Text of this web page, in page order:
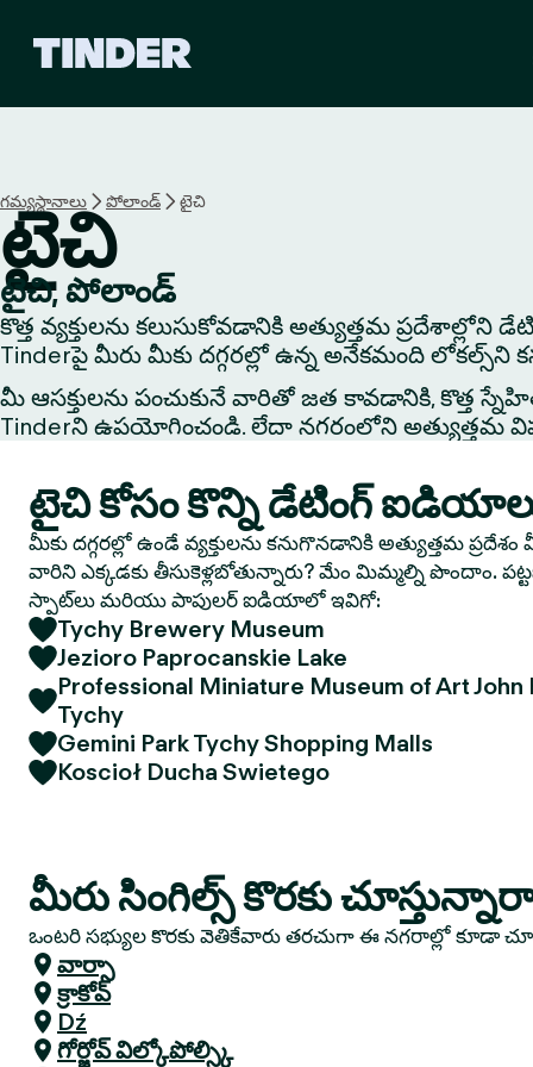
హో
గమ్యస్థానాలు పోలాండ్ టైచి
టైచి
టైచి, పోలాండ్
కొత్త వ్యక్తులను కలుసుకోవడానికి అత్యుత్తమ
Tinderపై మీరు మీకు దగ్గరల్లో ఉన్న అనేకమంది లోకల్స్‌ని
మీ ఆసక్తులను పంచుకునే వారితో జత కావడానికి, కొత్త
Tinderని ఉపయోగించండి. లేదా నగరంలోని అత్యుత్తమ
టైచి కోసం కొన్ని డేటింగ్
మీకు దగ్గరల్లో ఉండే వ్యక్తులను కనుగొనడానికి అత్యుత్తమ
వారిని ఎక్కడకు తీసుకెళ్లబోతున్నారు? మేం మిమ్మల్ని పొందాం.
స్పాట్‌లు మరియు పాపులర్ ఐడియాలో ఇవిగో:
Tychy Brewery Museum
Jezioro Paprocanskie Lake
Professional Miniature Museum of Art John
Tychy
Gemini Park Tychy Shopping Malls
Koscioł Ducha Swietego
మీరు సింగిల్స్ కొరకు
ఒంటరి సభ్యుల కొరకు వెతికేవారు తరచుగా ఈ నగరాల్లో కూడా
వార్సా
క్రాకోవ్
Dź
గోర్జోవ్ విల్కోపోల్స్కి